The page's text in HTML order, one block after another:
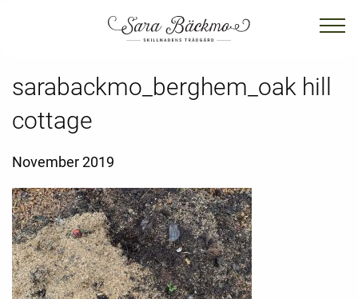
sarabackmo_berghem_oak hill
cottage
November 2019